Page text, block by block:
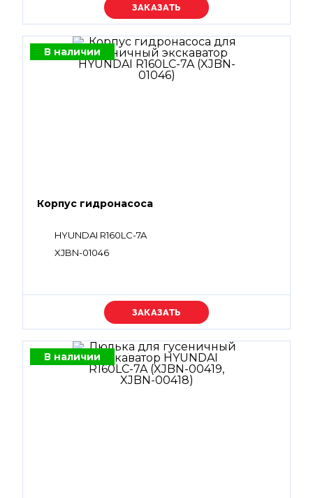
Уточняйте цену
В наличии
Корпус гидронасоса
HYUNDAI R160LC-7A
XJBN-01046
Уточняйте цену
В наличии